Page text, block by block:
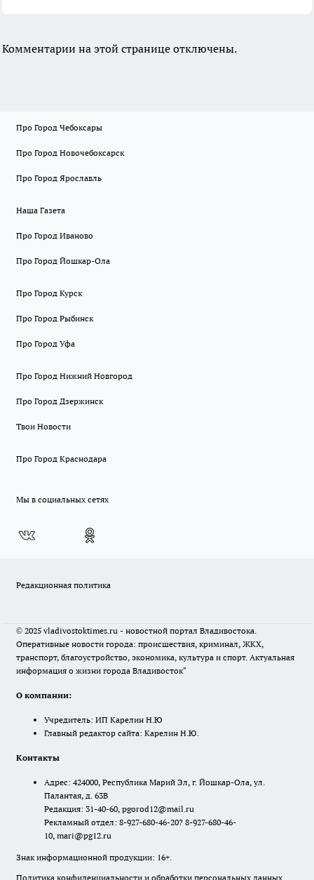
Комментарии на этой странице отключены.
Про Город Чебоксары
Про Город Новочебоксарск
Про Город Ярославль
Наша Газета
Про Город Иваново
Про Город Йошкар-Ола
Про Город Курск
Про Город Рыбинск
Про Город Уфа
Про Город Нижний Новгород
Про Город Дзержинск
Твои Новости
Про Город Краснодара
Мы в социальных сетях
Редакционная политика
© 2025 vladivostoktimes.ru - новостной портал Владивостока.
Оперативные новости города: происшествия, криминал, ЖКХ,
транспорт, благоустройство, экономика, культура и спорт. Актуальная
информация о жизни города Владивосток"
О компании:
Учредитель: ИП Карелин Н.Ю
Главный редактор сайта: Карелин Н.Ю.
Контакты
Адрес: 424000, Республика Марий Эл, г. Йошкар-Ола, ул.
Палантая, д. 63В
Редакция: 31-40-60, pgorod12@mail.ru
Рекламный отдел: 8-927-680-46-20? 8-927-680-46-
10, mari@pg12.ru
Знак информационной продукции: 16+.
Политика конфиденциальности и обработки персональных данных